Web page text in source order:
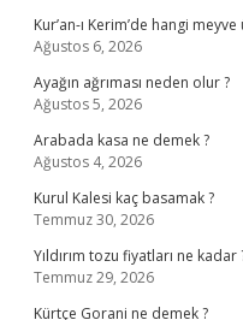
Kur’an-ı Kerim’de hangi
Ağustos 6, 2026
Ayağın ağrıması neden olur ?
Ağustos 5, 2026
Arabada kasa ne demek ?
Ağustos 4, 2026
Kurul Kalesi kaç basamak ?
Temmuz 30, 2026
Yıldırım tozu fiyatları ne kadar
Temmuz 29, 2026
Kürtçe Gorani ne demek ?